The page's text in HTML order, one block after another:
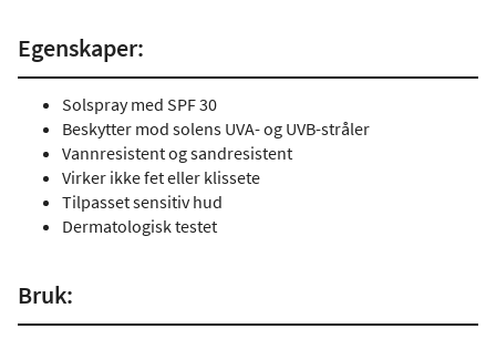
Egenskaper:
Solspray med SPF 30
Beskytter mod solens UVA- og UVB-stråler
Vannresistent og sandresistent
Virker ikke fet eller klissete
Tilpasset sensitiv hud
Dermatologisk testet
Bruk: